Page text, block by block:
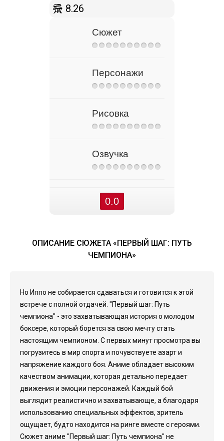
8.26
Сюжет
Персонажи
Рисовка
Озвучка
0.0
ОПИСАНИЕ СЮЖЕТА «ПЕРВЫЙ ШАГ: ПУТЬ
ЧЕМПИОНА»
Но Иппо не собирается сдаваться и готовится к этой
встрече с полной отдачей. "Первый шаг: Путь
чемпиона" - это захватывающая история о молодом
боксере, который борется за свою мечту стать
настоящим чемпионом. С первых минут просмотра вы
погрузитесь в мир спорта и почувствуете азарт и
напряжение каждого боя. Аниме обладает высоким
качеством анимации, которая детально передает
движения и эмоции персонажей. Каждый бой
выглядит реалистично и захватывающе, а благодаря
использованию специальных эффектов, зритель
ощущает, будто находится на ринге вместе с героями.
Сюжет аниме "Первый шаг: Путь чемпиона" не